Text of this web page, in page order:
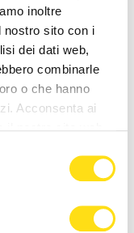
inoltre
nostro sito con i
dei dati web,
combinarle
o che hanno
Acconsenta ai
Assistito".
disposizione dei
lunedì al venerdì,
dalle 8.20 alle